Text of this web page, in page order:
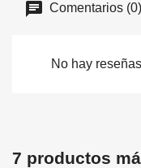
Comentarios (0)
No hay
7 productos